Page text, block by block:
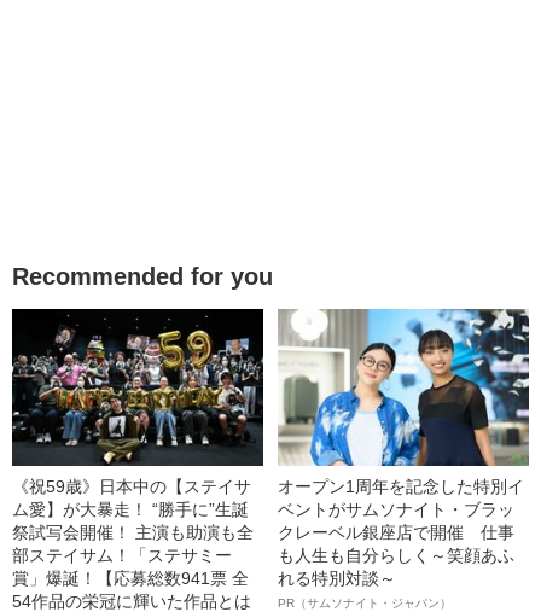
Recommended for you
《祝59歳》日本中の【ステイサ
ム愛】が大暴走！ “勝手に”生誕
祭試写会開催！ 主演も助演も全
部ステイサム！「ステサミー
賞」爆誕！【応募総数941票 全
54作品の栄冠に輝いた作品とは
オープン1周年を記念した特別イ
ベントがサムソナイト・ブラッ
クレーベル銀座店で開催 仕事
も人生も自分らしく～笑顔あふ
れる特別対談～
PR（サムソナイト・ジャパン）